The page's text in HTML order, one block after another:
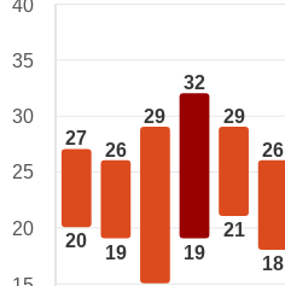
27
20
26
19
29
32
19
29
21
26
18
40
35
30
25
20